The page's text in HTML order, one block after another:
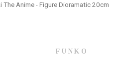
The Anime - Figure Dioramatic 20cm
FUNKO